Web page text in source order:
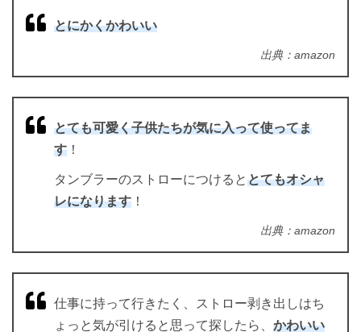
とにかくかわいい
出典：amazon
とても可愛く子供たちが気に入って使ってま
す ！
タンブラーのストローにつけるととてもオシャ
レになります ！
出典：amazon
仕事に持って行きたく、ストロー剥き出しはち
ょっと気が引けると思って探したら、 かわいい